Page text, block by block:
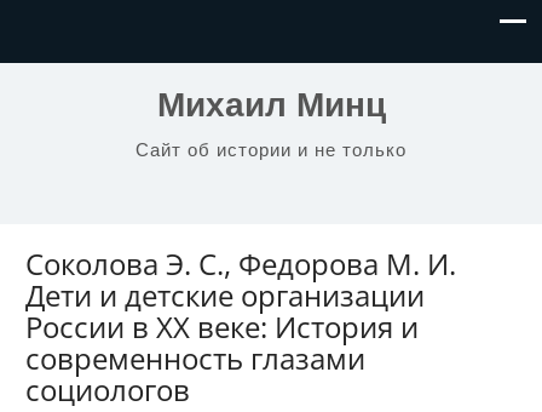
Михаил Минц
Сайт об истории и не только
Соколова Э. С., Федорова М. И.
Дети и детские организации
России в XX веке: История и
современность глазами
социологов